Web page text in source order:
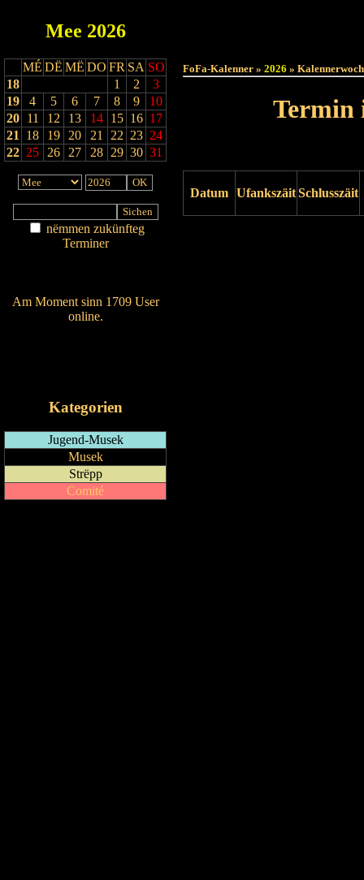
Mee 2026
MÉ DË MË DO FR SA SO
18
1 2
3
19
4 5 6 7 8 9
10
20 11 12 13 14 15 16 17
21
18 19 20 21 22 23 24
22 25 26 27 28 29 30 31
nëmmen zukünfteg
Terminer
Am Moment sinn 1709 User
online.
Kategorien
Jugend-Musek
Musek
Strëpp
Comité
FoFa-Kalenner » 2026 »
Termin
Datum UfankszäitSchlusszäit